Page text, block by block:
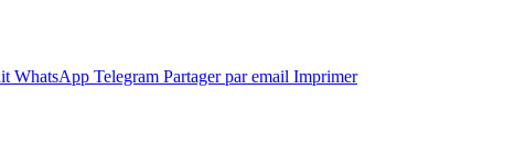
WhatsApp Telegram Partager par email Imprimer